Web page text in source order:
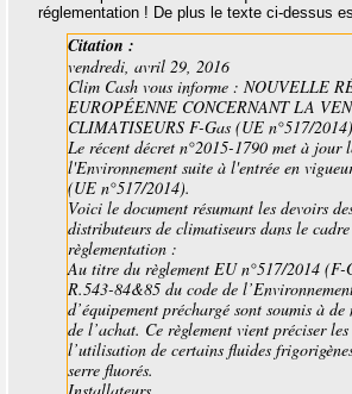
réglementation ! De plus le texte ci-dessus
Citation :
vendredi, avril 29, 2016
Clim Cash vous informe : NOUVELLE
EUROPÉENNE CONCERNANT LA
CLIMATISEURS F-Gas (UE n°517/2014)
Le récent décret n°2015-1790 met à jour
l'Environnement suite à l'entrée en
(UE n°517/2014).
Voici le document résumant les devoirs
distributeurs de climatiseurs dans le
règlementation :
Au titre du règlement EU n°517/2014 (F-
R.543-84&85 du code de
d’équipement préchargé sont soumis à
de l’achat. Ce règlement vient préciser
l’utilisation de certains fluides
serre fluorés.